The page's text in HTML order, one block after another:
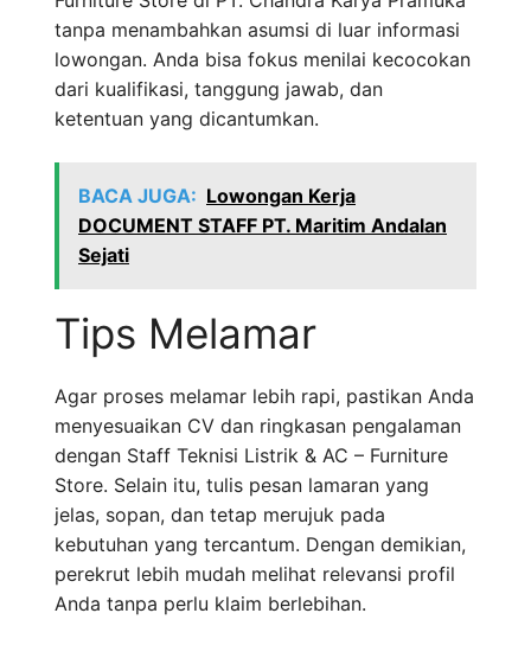
tanpa menambahkan asumsi di luar informasi
lowongan. Anda bisa fokus menilai kecocokan
dari kualifikasi, tanggung jawab, dan
ketentuan yang dicantumkan.
BACA JUGA: Lowongan Kerja
DOCUMENT STAFF PT. Maritim Andalan
Sejati
Tips Melamar
Agar proses melamar lebih rapi, pastikan Anda
menyesuaikan CV dan ringkasan pengalaman
dengan Staff Teknisi Listrik & AC – Furniture
Store. Selain itu, tulis pesan lamaran yang
jelas, sopan, dan tetap merujuk pada
kebutuhan yang tercantum. Dengan demikian,
perekrut lebih mudah melihat relevansi profil
Anda tanpa perlu klaim berlebihan.